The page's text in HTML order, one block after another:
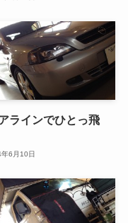
ラインでひとっ飛
6月10日